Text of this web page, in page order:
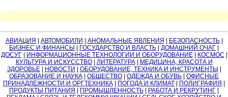
АВИАЦИЯ АВТОМОБИЛИ АНОМАЛЬНЫЕ ЯВЛЕНИЯ БЕЗОПАСНОСТЬ|
БИЗНЕС И ФИНАНСЫ
ГОСУДАРСТВО И ВЛАСТЬ ДОМАШНИЙ ОЧАГ
ДОСУГ| ИНФОРМАЦИОННЫЕ ТЕХНОЛОГИИ И ОБОРУДОВАНИЕ| КОСМОС
КУЛЬТУРА И ИСКУССТВО| ЛИТЕРАТУРА|
МЕДИЦИНА, КРАСОТА И
ЗДОРОВЬЕ| НОВОСТИ ОБОРУДОВАНИЕ, ТЕХНИКА И ИНСТРУМЕНТЫ
ОБРАЗОВАНИЕ И НАУКА
ОБЩЕСТВО ОДЕЖДА И ОБУВЬ
ОФИСНЫЕ
ПРИНАДЛЕЖНОСТИ И ОРГТЕХНИКА
ПОГОДА И КЛИМАТ ПОЛИГРАФИЯ
ПРОДУКТЫ ПИТАНИЯ
ПРОМЫШЛЕННОСТЬ РАБОТА И РЕКРУТИНГ